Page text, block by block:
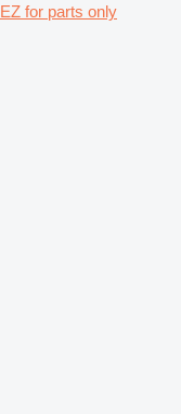
for parts only